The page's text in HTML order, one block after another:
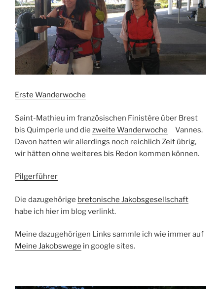
Erste Wanderwoche
Saint-Mathieu im französischen Finistère über Brest
bis Quimperle und die zweite Wanderwoche Vannes.
Davon hatten wir allerdings noch reichlich Zeit übrig,
wir hätten ohne weiteres bis Redon kommen können.
Pilgerführer
Die dazugehörige bretonische Jakobsgesellschaft
habe ich hier im blog verlinkt.
Meine dazugehörigen Links sammle ich wie immer auf
Meine Jakobswege in google sites.